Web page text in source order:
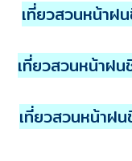
เที่ยวสวนหน้าฝ
เที่ยวสวนหน้าฝ
เที่ยวสวนหน้าฝ